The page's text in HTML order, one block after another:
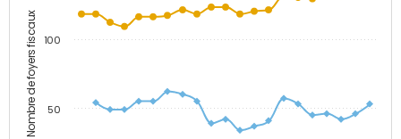
Nombre de foyers fiscaux 50
100